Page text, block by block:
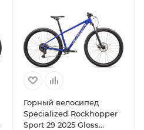
Горный велосипед
Specialized Rockhopper
Sport 29 2025 Gloss